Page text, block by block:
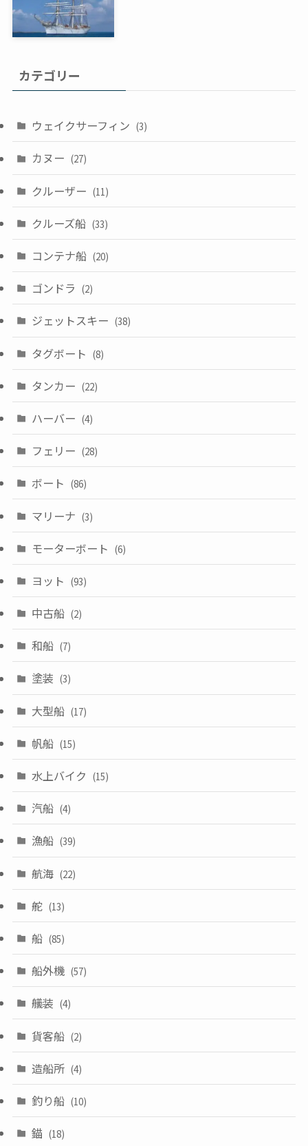
カテゴリー
ウェイクサーフィン (3)
カヌー (27)
クルーザー (11)
クルーズ船 (33)
コンテナ船 (20)
ゴンドラ (2)
ジェットスキー (38)
タグボート (8)
タンカー (22)
ハーバー (4)
フェリー (28)
ボート (86)
マリーナ (3)
モーターボート (6)
ヨット (93)
中古船 (2)
和船 (7)
塗装 (3)
大型船 (17)
帆船 (15)
水上バイク (15)
汽船 (4)
漁船 (39)
航海 (22)
舵 (13)
船 (85)
船外機 (57)
艤装 (4)
貨客船 (2)
造船所 (4)
釣り船 (10)
錨 (18)